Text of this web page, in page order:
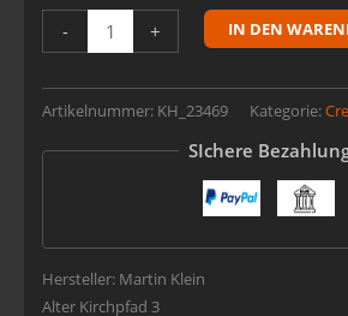
- + IN DEN
Artikelnummer: KH_23469 Kategorie:
SIchere
Hersteller: Martin Klein
Alter Kirchpfad 3